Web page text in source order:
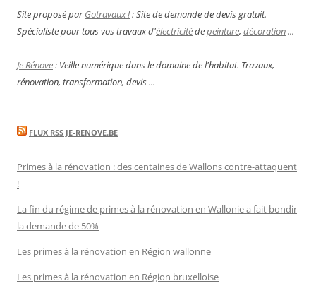
Site proposé parGotravaux !: Site de demande de devis gratuit.
Spécialiste pour tous vos travaux d'électricitédepeinture, décoration...
Je Rénove: Veille numérique dans le domaine de l'habitat. Travaux,
rénovation, transformation, devis ...
FLUX RSS JE-RENOVE.BE
Primes à la rénovation : des centaines de Wallons contre-attaquent
!
La fin du régime de primes à la rénovation en Wallonie a fait bondir
la demande de 50%
Les primes à la rénovation en Région wallonne
Les primes à la rénovation en Région bruxelloise